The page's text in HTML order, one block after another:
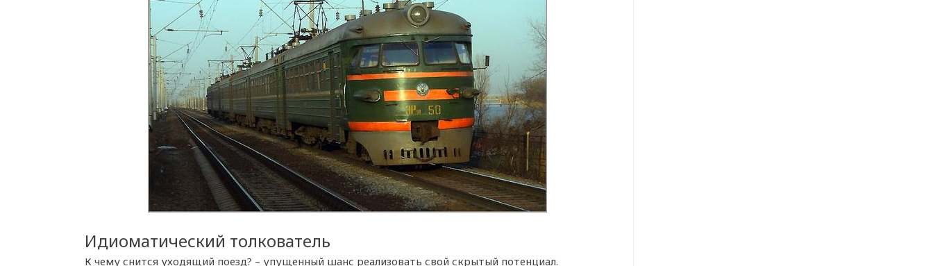
Идиоматический толкователь
К чему снится уходящий поезд? – упущенный шанс реализовать свой скрытый потенциал.